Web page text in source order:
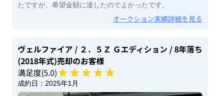
たですが、希望金額に達したのでよかったです。
オークション実績詳細を見る
ヴェルファイア / ２．５Ｚ Ｇエディション / 8年落ち
(2018年式)売却のお客様
満足度(5.0)
成約日： 2025年1月